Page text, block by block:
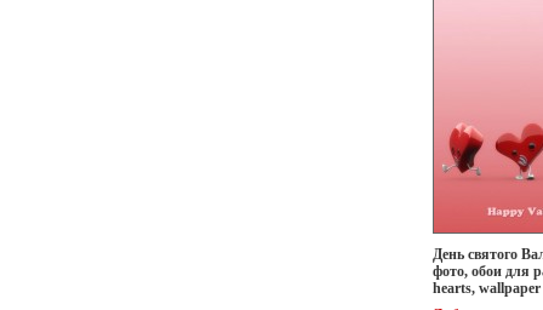
День святого
фото, обои для
hearts, wallpaper